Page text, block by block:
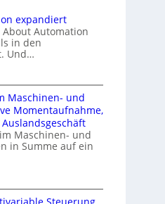
expandiert
Automation
in den
Und…
Maschinen- und
Momentaufnahme,
Maschinen- und
in Summe auf ein
Steuerung